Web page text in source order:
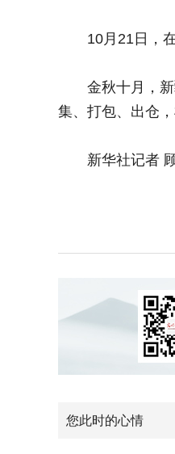
10月21日，在
金秋十月，新
集、打包、出仓
新华社记者
您此时的心情